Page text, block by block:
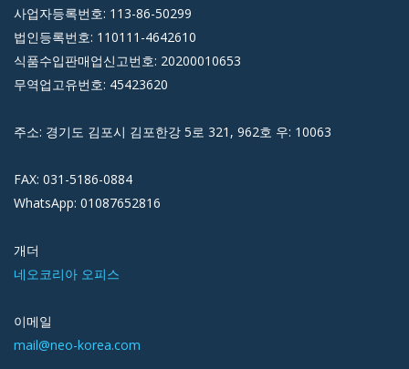
사업자등록번호: 113-86-50299
법인등록번호: 110111-4642610
식품수입판매업신고번호: 20200010653
무역업고유번호: 45423620
주소: 경기도 김포시 김포한강 5로 321, 962호 우: 10063
FAX: 031-5186-0884
WhatsApp: 01087652816
개더
네오코리아 오피스
이메일
mail@neo-korea.com